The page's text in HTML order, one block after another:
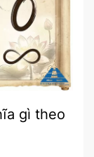
gì theo